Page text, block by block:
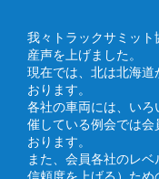
我々トラックサミッ
産声を上げました。
現在では、北は北海
おります。
各社の車両には、い
催している例会では
おります。
また、会員各社のレ
信頼度を上げる）た